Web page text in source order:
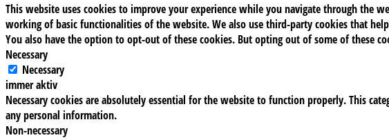
This website uses cookies to improve your experience while you navigate through the
working of basic functionalities of the website. We also use third-party cookies that
You also have the option to opt-out of these cookies. But opting out of some of these
Necessary
Necessary
immer aktiv
Necessary cookies are absolutely essential for the website to function properly. This
any personal information.
Non-necessary